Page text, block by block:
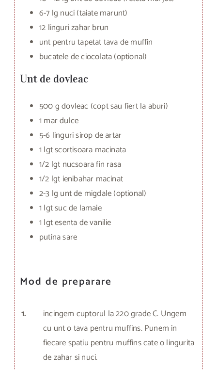
6-7 lg nuci (taiate marunt)
12 linguri zahar brun
unt pentru tapetat tava de muffin
bucatele de ciocolata (optional)
Unt de dovleac
500 g dovleac (copt sau fiert la aburi)
1 mar dulce
5-6 linguri sirop de artar
1 lgt scortisoara macinata
1/2 lgt nucsoara fin rasa
1/2 lgt ienibahar macinat
2-3 lg unt de migdale (optional)
1 lgt suc de lamaie
1 lgt esenta de vanilie
putina sare
Mod de preparare
1.
incingem cuptorul la 220 grade C. Ungem
cu unt o tava pentru muffins. Punem in
fiecare spatiu pentru muffins cate o lingurita
de zahar si nuci.